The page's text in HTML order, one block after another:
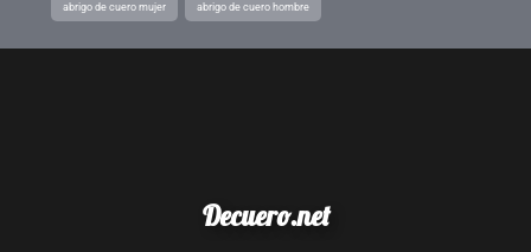
abrigo de cuero mujer abrigo de cuero hombre
Decuero.net